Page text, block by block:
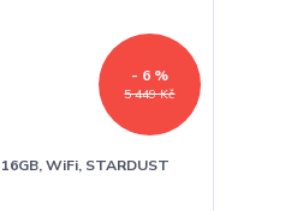
5 449 Kč
- 6 %
WiFi, STARDUST